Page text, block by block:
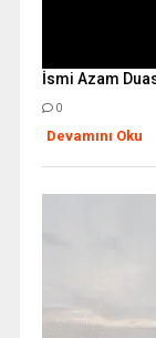
İsmi Azam
0
Devamını Oku